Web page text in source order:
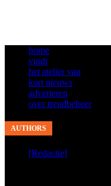
home
vindt
het atelier van
kort nieuws
adverteren
over trendbeheer
AUTHORS
[Redactie]